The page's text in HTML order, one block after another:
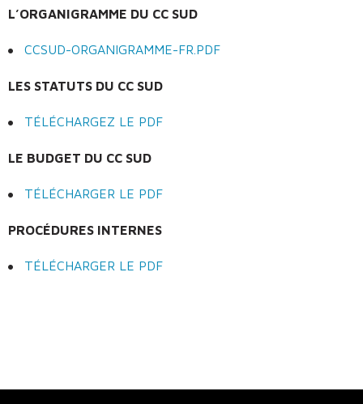
L’ORGANIGRAMME DU CC SUD
CCSUD-ORGANIGRAMME-FR.PDF
LES STATUTS DU CC SUD
TÉLÉCHARGEZ LE PDF
LE BUDGET DU CC SUD
TÉLÉCHARGER LE PDF
PROCÉDURES INTERNES
TÉLÉCHARGER LE PDF